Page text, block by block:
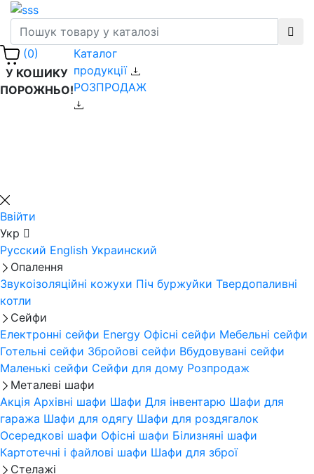
(0)
У КОШИКУ
ПОРОЖНЬО!
Каталог
продукції
РОЗПРОДАЖ
Ввійти
Укр
Русский English Украинский
Опалення
Звукоізоляційні кожухи Піч буржуйки Твердопаливні
котли
Сейфи
Електронні сейфи Energy Офісні сейфи Мебельні сейфи
Готельні сейфи Збройові сейфи Вбудовувані сейфи
Маленькі сейфи Сейфи для дому Розпродаж
Металеві шафи
Акція Архівні шафи Шафи Для інвентарю Шафи для
гаража Шафи для одягу Шафи для роздягалок
Осередкові шафи Офісні шафи Білизняні шафи
Картотечні і файлові шафи Шафи для зброї
Стелажі